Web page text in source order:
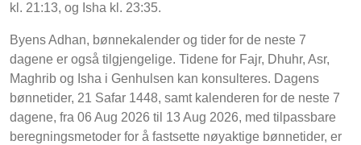
kl. 21:13, og Isha kl. 23:35.
Byens Adhan, bønnekalender og tider for de neste 7
dagene er også tilgjengelige. Tidene for Fajr, Dhuhr, Asr,
Maghrib og Isha i Genhulsen kan konsulteres. Dagens
bønnetider, 21 Safar 1448, samt kalenderen for de neste 7
dagene, fra 06 Aug 2026 til 13 Aug 2026, med tilpassbare
beregningsmetoder for å fastsette nøyaktige bønnetider, er